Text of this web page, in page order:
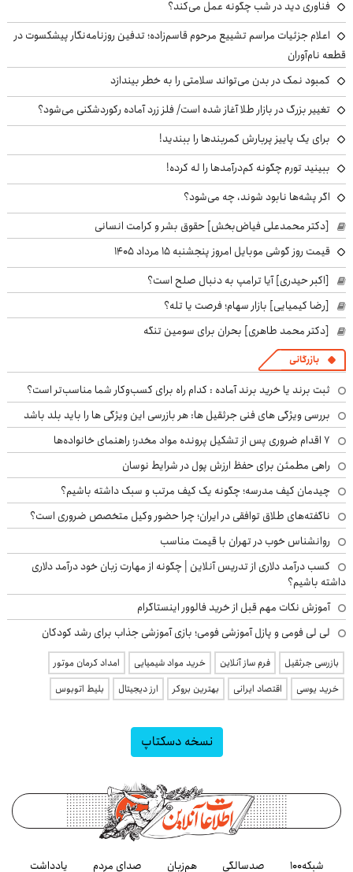
فناوری دید در شب چگونه عمل می‌کند؟
اعلام جزئیات مراسم تشییع مرحوم قاسم‌زاده؛ تدفین روزنامه‌نگار پیشکسوت در
قطعه نام‌آوران
کمبود نمک در بدن می‌تواند سلامتی را به خطر بیندازد
تغییر بزرگ در بازار طلا آغاز شده است/ فلز زرد آماده رکوردشکنی می‌شود؟
برای یک پاییز پربارش کمربندها را ببندید!
ببینید تورم چگونه کم‌درآمدها را له کرده!
اگر پشه‌ها نابود شوند، چه می‌شود؟
[دکتر محمدعلی فیاض‌بخش] حقوق بشر و کرامت انسانی
قیمت روز گوشی موبایل امروز پنجشنبه ۱۵ مرداد ۱۴۰۵
[اکبر حیدری] آیا ترامپ به دنبال صلح است؟
[رضا کیمیایی] بازار سهام؛ فرصت یا تله؟
[دکتر محمد طاهری] بحران برای سومین تنگه
بازرگانی
ثبت برند یا خرید برند آماده : کدام راه برای کسب‌وکار شما مناسب‌تر است؟
بررسی ویژگی های فنی جرثقیل ها: هر بازرسی این ویژگی ها را باید بلد باشد
۷ اقدام ضروری پس از تشکیل پرونده مواد مخدر؛ راهنمای خانواده‌ها
راهی مطمئن برای حفظ ارزش پول در شرایط نوسان
چیدمان کیف مدرسه؛ چگونه یک کیف مرتب و سبک داشته باشیم؟
ناگفته‌های طلاق توافقی در ایران؛ چرا حضور وکیل متخصص ضروری است؟
روانشناس خوب در تهران با قیمت مناسب
کسب درآمد دلاری از تدریس آنلاین | چگونه از مهارت زبان خود درآمد دلاری
داشته باشیم؟
آموزش نکات مهم قبل از خرید فالوور اینستاگرام
لی لی فومی و پازل آموزشی فومی؛ بازی آموزشی جذاب برای رشد کودکان
بازرسی جرثقیل فرم ساز آنلاین خرید مواد شیمیایی
امداد کرمان موتور
خرید یوسی
اقتصاد ایرانی بهترین بروکر ارز دیجیتال بلیط اتوبوس
نسخه دسکتاپ
شبکه۱۰۰ صدسالگی هم‌زبان صدای مردم یادداشت